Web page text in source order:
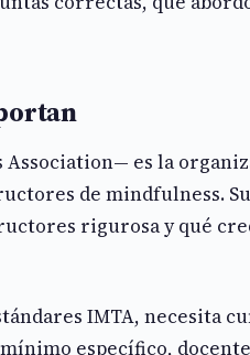
es la
de mindfulness.
rigurosa y qué
IMTA, necesita
específico,